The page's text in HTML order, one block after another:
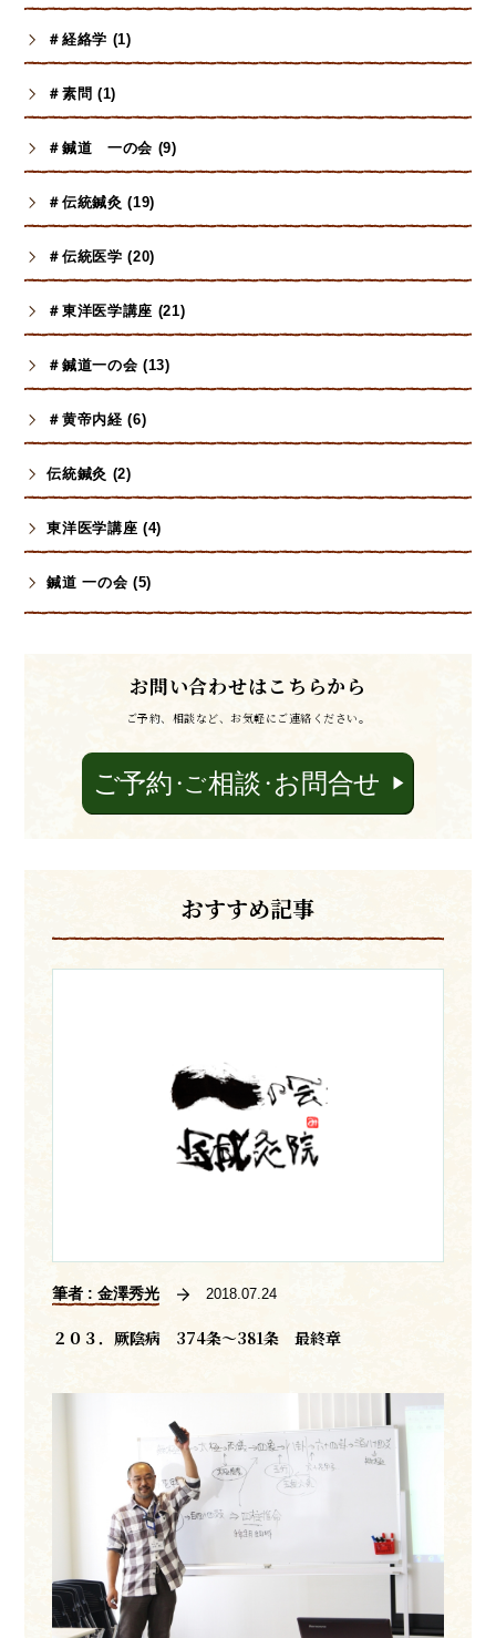
＃経絡学 (1)
＃素問 (1)
＃鍼道 一の会 (9)
＃伝統鍼灸 (19)
＃伝統医学 (20)
＃東洋医学講座 (21)
＃鍼道一の会 (13)
＃黄帝内経 (6)
伝統鍼灸 (2)
東洋医学講座 (4)
鍼道 一の会 (5)
お問い合わせはこちらから
ご予約、相談など、お気軽にご連絡ください。
おすすめ記事
筆者 : 金澤秀光 2018.07.24
２０３．厥陰病 374条～381条 最終章